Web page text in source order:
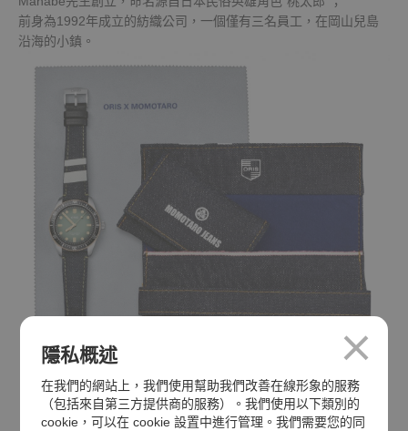
前身為1992年成立的紡織公司，一個僅有三名員工，在岡山兒島
沿海的小鎮。
隱私概述
在我們的網站上，我們使用幫助我們改善在線形象的服務
（包括來自第三方提供商的服務）。我們使用以下類別的
cookie，可以在 cookie 設置中進行管理。我們需要您的同